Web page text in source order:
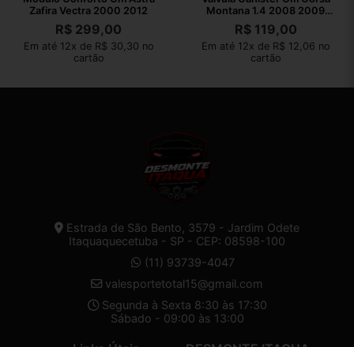
Zafira Vectra 2000 2012
R$ 299,00
Em até 12x de R$ 30,30 no
cartão
Montana 1.4 2008 2009
2010
R$119,00
Em até 12x de R$ 12,06 no
cartão
Estrada de São Bento, 3579 - Jardim Odete
Itaquaquecetuba - SP - CEP: 08598-100
(11) 93739-4047
valesportetotal15@gmail.com
Segunda à Sexta 8:30 às 17:30
Sábado - 09:00 às 13:00